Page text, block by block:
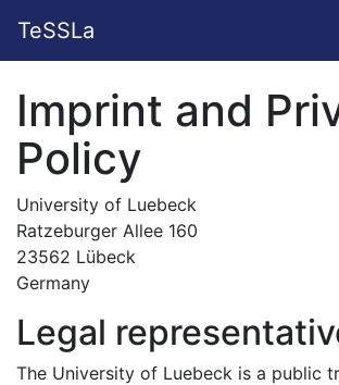
TeSSLa
Imprint and
Policy
University of Luebeck
Ratzeburger Allee 160
23562 Lübeck
Germany
Legal
The University of Luebeck is a public